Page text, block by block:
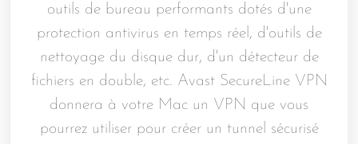
outils de bureau performants dotés d'une
protection antivirus en temps réel, d'outils de
nettoyage du disque dur, d'un détecteur de
fichiers en double, etc. Avast SecureLine VPN
donnera à votre Mac un VPN que vous
pourrez utiliser pour créer un tunnel sécurisé